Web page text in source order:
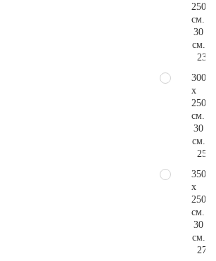
250
см.
30
см.
300
x
250
см.
30
см.
350
x
250
см.
30
см.